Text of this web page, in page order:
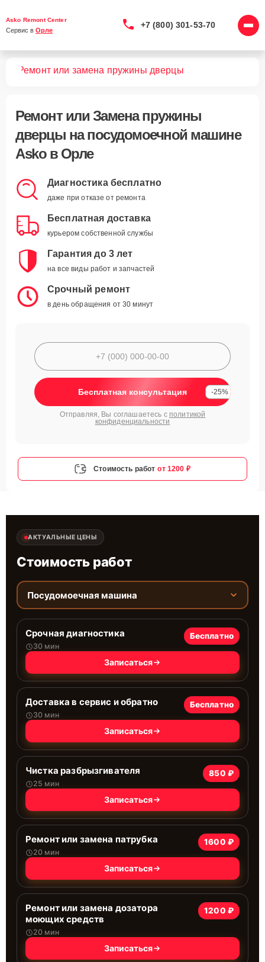
Asko Remont Center
Сервис в Орле
+7 (800) 301-53-70
Ремонт или замена пружины дверцы
Ремонт или Замена пружины
дверцы на посудомоечной машине
Asko в Орле
Диагностика бесплатно
даже при отказе от ремонта
Бесплатная доставка
курьером собственной службы
Гарантия до 3 лет
на все виды работ и запчастей
Срочный ремонт
в день обращения от 30 минут
Бесплатная консультация -25%
Отправляя, Вы соглашаетесь с политикой
конфиденциальности
Стоимость работ от 1200 ₽
АКТУАЛЬНЫЕ ЦЕНЫ
Стоимость работ
Посудомоечная машина
Срочная диагностика
30 мин
Бесплатно
Записаться
Доставка в сервис и обратно
30 мин
Бесплатно
Записаться
Чистка разбрызгивателя
25 мин
850 ₽
Записаться
Ремонт или замена патрубка
20 мин
1600 ₽
Записаться
Ремонт или замена дозатора
моющих средств
20 мин
1200 ₽
Записаться